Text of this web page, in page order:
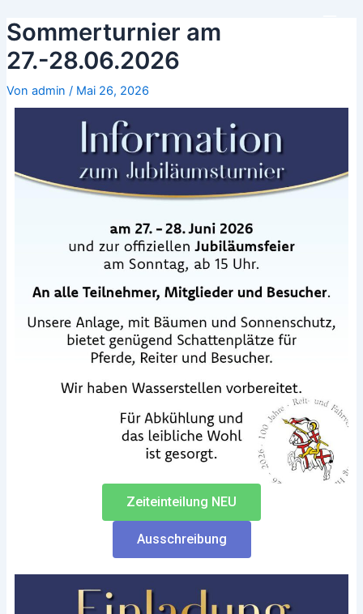
Inhalt
springen
Sommerturnier am
27.-28.06.2026
Von admin / Mai 26, 2026
Zeiteinteilung NEU
Ausschreibung
Navigation